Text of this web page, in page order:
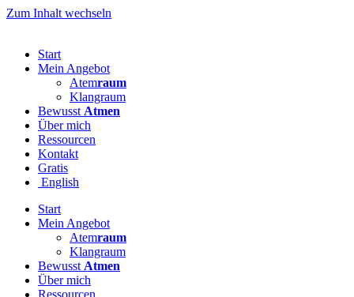
Zum Inhalt wechseln
Start
Mein Angebot
Atemraum
Klangraum
Bewusst Atmen
Über mich
Ressourcen
Kontakt
Gratis
English
Start
Mein Angebot
Atemraum
Klangraum
Bewusst Atmen
Über mich
Ressourcen